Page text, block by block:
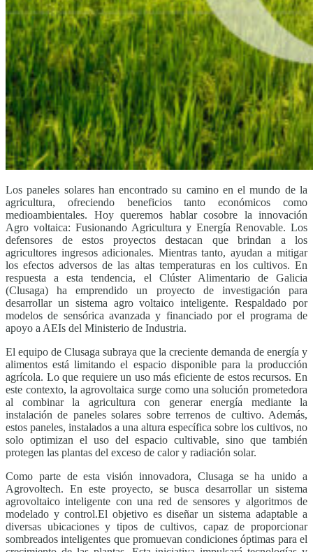
Los paneles solares han encontrado su camino en el mundo de la
agricultura, ofreciendo beneficios tanto económicos como
medioambientales. Hoy queremos hablar cosobre la innovación
Agro voltaica: Fusionando Agricultura y Energía Renovable. Los
defensores de estos proyectos destacan que brindan a los
agricultores ingresos adicionales. Mientras tanto, ayudan a mitigar
los efectos adversos de las altas temperaturas en los cultivos. En
respuesta a esta tendencia, el Clúster Alimentario de Galicia
(Clusaga) ha emprendido un proyecto de investigación para
desarrollar un sistema agro voltaico inteligente. Respaldado por
modelos de sensórica avanzada y financiado por el programa de
apoyo a AEIs del Ministerio de Industria.
El equipo de Clusaga subraya que la creciente demanda de energía y
alimentos está limitando el espacio disponible para la producción
agrícola. Lo que requiere un uso más eficiente de estos recursos. En
este contexto, la agrovoltaica surge como una solución prometedora
al combinar la agricultura con generar energía mediante la
instalación de paneles solares sobre terrenos de cultivo. Además,
estos paneles, instalados a una altura específica sobre los cultivos, no
solo optimizan el uso del espacio cultivable, sino que también
protegen las plantas del exceso de calor y radiación solar.
Como parte de esta visión innovadora, Clusaga se ha unido a
Agrovoltech. En este proyecto, se busca desarrollar un sistema
agrovoltaico inteligente con una red de sensores y algoritmos de
modelado y control.El objetivo es diseñar un sistema adaptable a
diversas ubicaciones y tipos de cultivos, capaz de proporcionar
sombreados inteligentes que promuevan condiciones óptimas para el